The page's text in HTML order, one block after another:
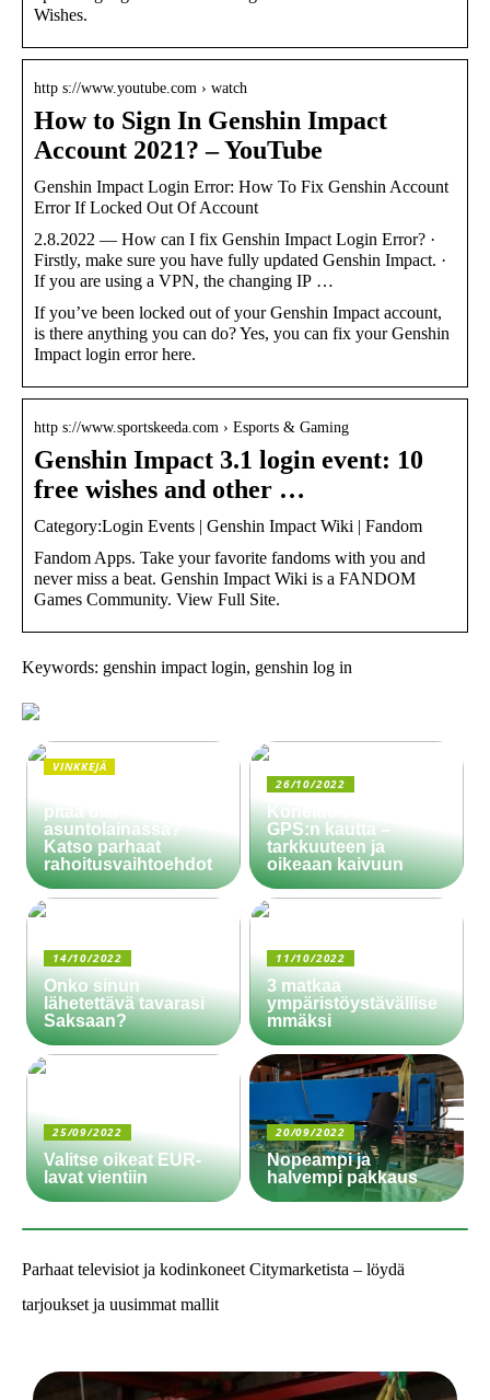
Wishes.
http s://www.youtube.com › watch
How to Sign In Genshin Impact
Account 2021? – YouTube
Genshin Impact Login Error: How To Fix Genshin Account
Error If Locked Out Of Account
2.8.2022 — How can I fix Genshin Impact Login Error? ·
Firstly, make sure you have fully updated Genshin Impact. ·
If you are using a VPN, the changing IP …
If you’ve been locked out of your Genshin Impact account,
is there anything you can do? Yes, you can fix your Genshin
Impact login error here.
http s://www.sportskeeda.com › Esports & Gaming
Genshin Impact 3.1 login event: 10
free wishes and other …
Category:Login Events | Genshin Impact Wiki | Fandom
Fandom Apps. Take your favorite fandoms with you and
never miss a beat. Genshin Impact Wiki is a FANDOM
Games Community. View Full Site.
Keywords: genshin impact login, genshin log in
VINKKEJÄ
pitää olla
asuntolainassa?
Katso parhaat
rahoitusvaihtoehdot
26/10/2022
Koneiden ohjaus
GPS:n kautta –
tarkkuuteen ja
oikeaan kaivuun
14/10/2022
Onko sinun
lähetettävä tavarasi
Saksaan?
11/10/2022
3 matkaa
ympäristöystävällise
mmäksi
25/09/2022
Valitse oikeat EUR-
lavat vientiin
20/09/2022
Nopeampi ja
halvempi pakkaus
Parhaat televisiot ja kodinkoneet Citymarketista – löydä
tarjoukset ja uusimmat mallit